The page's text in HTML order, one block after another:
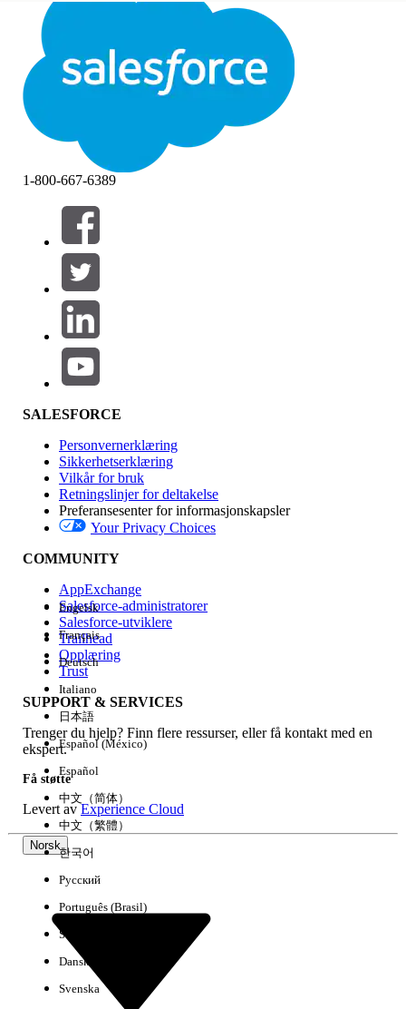
Avslutt Avslutt
Filtre (0)
VELG FILTRE
Produktområde
Funksjonsinnvirkning
Utgave
Erfaring
Fjern alle Utført
1-800-667-6389
SALESFORCE
Personvernerklæring
Sikkerhetserklæring
Vilkår for bruk
Retningslinjer for deltakelse
Preferansesenter for informasjonskapsler
Your Privacy Choices
COMMUNITY
AppExchange
Salesforce-administratorer
Salesforce-utviklere
Trailhead
Opplæring
Trust
SUPPORT & SERVICES
Trenger du hjelp? Finn flere ressurser, eller få kontakt med en
ekspert.
Få støtte
Levert avExperience Cloud
Norsk
Engelsk
Français
Deutsch
Italiano
日本語
Español (México)
Español
中文（简体）
中文（繁體）
한국어
Русский
Português (Brasil)
Suomi
Dansk
Svenska